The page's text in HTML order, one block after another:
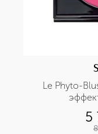
Le Phyto-
5